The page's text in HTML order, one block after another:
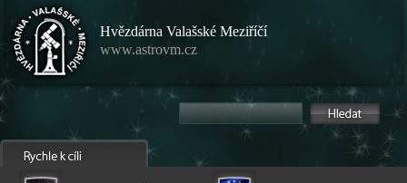
Hvězdárna Valašské Meziříčí
www.astrovm.cz